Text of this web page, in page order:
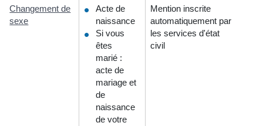
Changement de
sexe
Acte de
naissance
Si vous
êtes
marié :
acte de
mariage et
de
naissance
de votre
Mention inscrite
automatiquement par
les services d'état
civil